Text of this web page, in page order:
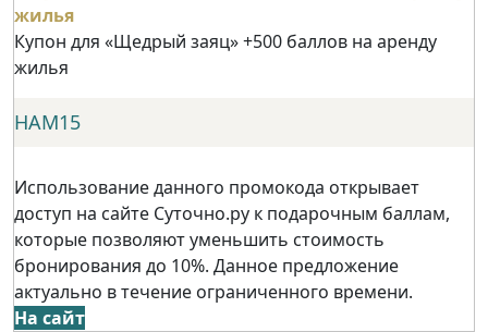
Купон для «Щедрый заяц» +500 баллов на аренду
жилья
НАМ15
Использование данного промокода открывает
доступ на сайте Суточно.ру к подарочным баллам,
которые позволяют уменьшить стоимость
бронирования до 10%. Данное предложение
актуально в течение ограниченного времени.
На сайт